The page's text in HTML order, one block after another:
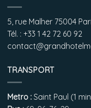
5, rue Malher 75004
Tél. : +33 1 42 72 60 92
TRANSPORT
Metro : Saint Paul (1